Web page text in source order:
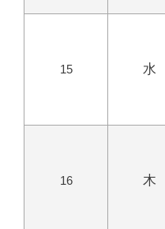
15 水
16 木